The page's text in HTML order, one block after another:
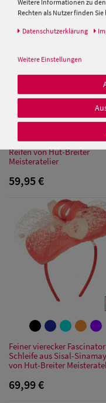
Damen Caps
Damen
Baseball Caps
Damen UV-
Schutz Caps
Damen
Bandana Caps
Damen
Sonnenschilder
& Visoren
Damen
Snapback Caps
Damen Caps
Großgrößen
Dezenter Sinamay
Reifen von Hut-Breiter
Meisteratelier
59,95 €
Feiner vierecker
Schleife aus Sisal-
von Hut-Breiter
69,99 €
Weitere Informationen zu
Rechten als Nutzer finden Sie
Daten­schutz­erklärung
Weitere Einstellungen